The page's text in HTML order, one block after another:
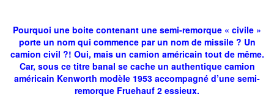
Pourquoi une boite contenant une semi-remorque « civile »
porte un nom qui commence par un nom de missile ? Un
camion civil ?! Oui, mais un camion américain tout de même.
Car, sous ce titre banal se cache un authentique camion
américain Kenworth modèle 1953 accompagné d’une semi-
remorque Fruehauf 2 essieux.